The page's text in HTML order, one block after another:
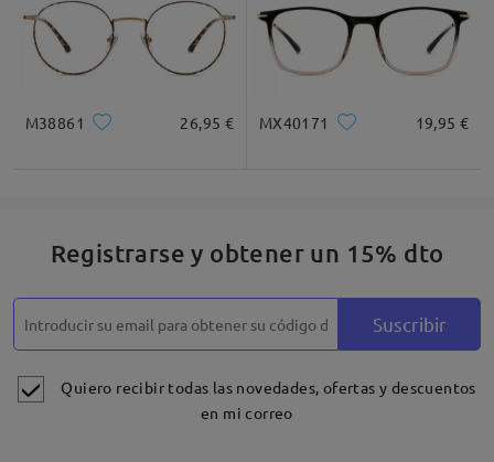
M38861 26,95 € MX40171 19,95 €
Registrarse y obtener un 15% dto
Suscribir
Quiero recibir todas las novedades, ofertas y descuentos
en mi correo